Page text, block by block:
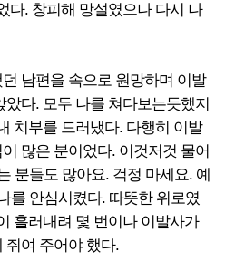
다. 창피해 망설였으나 다시 나
남편을 속으로 원망하며 이발
다. 모두 나를 쳐다보는듯했지
치부를 드러냈다. 다행히 이발
많은 분이었다. 이것저것 물어
분들도 많아요. 걱정 마세요. 예
를 안심시켰다. 따뜻한 위로였
흘러내려 몇 번이나 이발사가
쥐여 주어야 했다.